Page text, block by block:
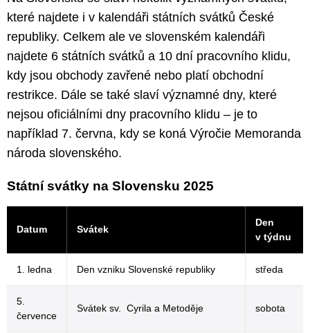
které najdete i v kalendáři státních svátků České
republiky. Celkem ale ve slovenském kalendáři
najdete 6 státních svátků a 10 dní pracovního klidu,
kdy jsou obchody zavřené nebo platí obchodní
restrikce. Dále se také slaví významné dny, které
nejsou oficiálními dny pracovního klidu – je to
například 7. června, kdy se koná Výročie Memoranda
národa slovenského.
Státní svátky na Slovensku 2025
Datum Svátek
Den
v týdnu
1. ledna Den vzniku Slovenské republiky středa
5.
července
Svátek sv. Cyrila a Metoděje sobota